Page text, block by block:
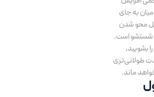
به جای
محو شدن
شستشو است.
بشویید،
طولانی‌تری
ماند.